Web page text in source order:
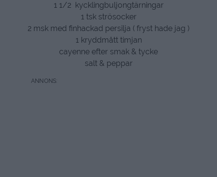
1 1/2 kycklingbuljongtärningar
1 tsk strösocker
2 msk med finhackad persilja ( fryst hade jag )
1 kryddmått timjan
cayenne efter smak & tycke
salt & peppar